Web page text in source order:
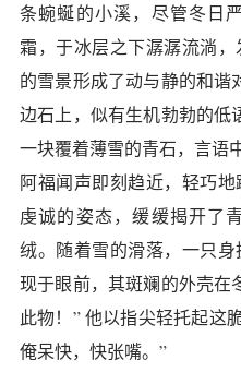
条蜿蜒的小溪，尽管冬日
霜，于冰层之下潺潺流淌
的雪景形成了动与静的和谐
边石上，似有生机勃勃的低
一块覆着薄雪的青石，言语
阿福闻声即刻趋近，轻巧
虔诚的姿态，缓缓揭开了
绒。随着雪的滑落，一只
现于眼前，其斑斓的外壳在
此物！” 他以指尖轻托起这
俺呆快，快张嘴。”